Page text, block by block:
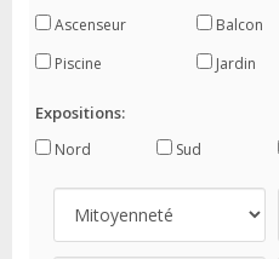
Ascenseur Balcon
Piscine
Jardin
Expositions:
Nord Sud